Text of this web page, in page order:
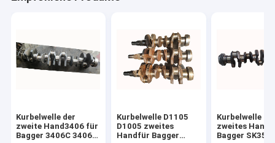
Kurbelwelle der
zweite Hand3406 für
Bagger 3406C 3406E
Kurbelwelle D1105
D1005 zweites
Handfür Bagger
Kurbelwelle
zweites
Bagger SK350